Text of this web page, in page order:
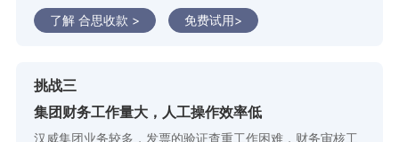
了解 合思收款 > 免费试用>
挑战三
集团财务工作量大，人工操作效率低
汉威集团业务较多，发票的验证查重工作困难，财务审核工